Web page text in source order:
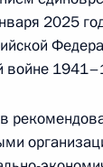
2025
войне